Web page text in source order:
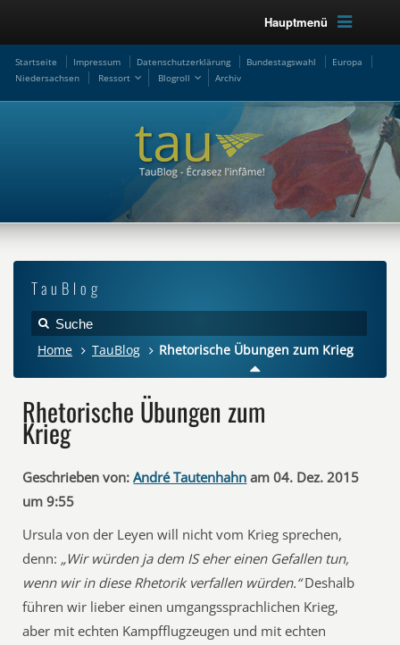
Hauptmenü
Startseite Impressum Datenschutzerklärung Bundestagswahl
Europa
Niedersachsen
Ressort Blogroll Archiv
TauBlog
Home TauBlog Rhetorische Übungen zum Krieg
Rhetorische Übungen zum
Krieg
Geschrieben von: André Tautenhahn am 04. Dez. 2015
um 9:55
Ursula von der Leyen will nicht vom Krieg sprechen,
denn: „Wir würden ja dem IS eher einen Gefallen tun,
wenn wir in diese Rhetorik verfallen würden.“Deshalb
führen wir lieber einen umgangssprachlichen Krieg,
aber mit echten Kampfflugzeugen und mit echten